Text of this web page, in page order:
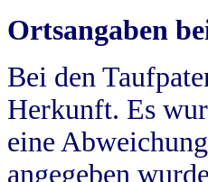
Ortsangaben
Bei den
Herkunft. Es
eine
angegeben